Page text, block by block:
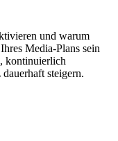
und warum
Media-Plans sein
kontinuierlich
steigern.